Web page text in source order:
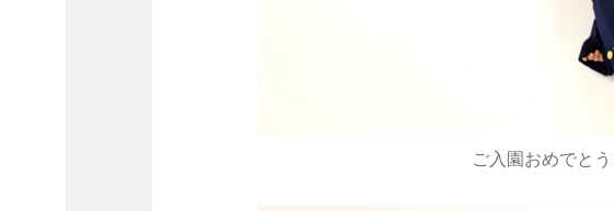
ご入園おめでと